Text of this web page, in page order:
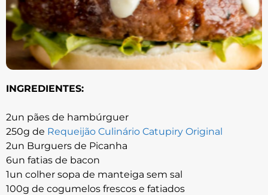
INGREDIENTES:
2un pães de hambúrguer
250g de Requeijão Culinário Catupiry Original
2un Burguers de Picanha
6un fatias de bacon
1un colher sopa de manteiga sem sal
100g de cogumelos frescos e fatiados